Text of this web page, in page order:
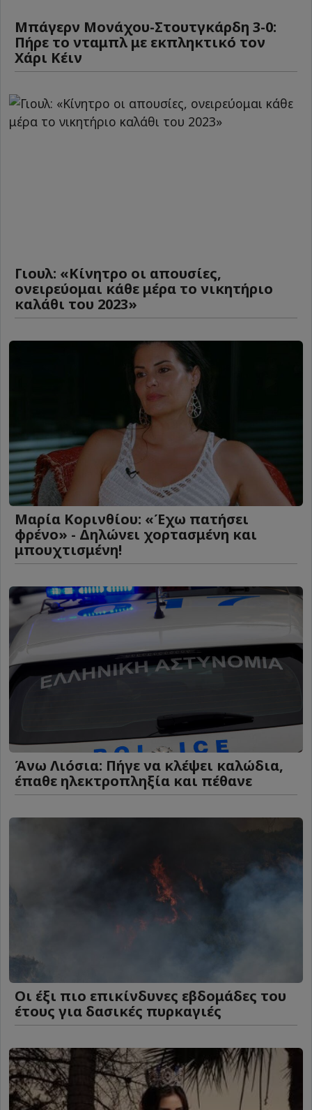
Μπάγερν Μονάχου-Στουτγκάρδη 3-0:
Πήρε το νταμπλ με εκπληκτικό τον
Χάρι Κέιν
Γιουλ: «Κίνητρο οι απουσίες,
ονειρεύομαι κάθε μέρα το νικητήριο
καλάθι του 2023»
Μαρία Κορινθίου: «Έχω πατήσει
φρένο» - Δηλώνει χορτασμένη και
μπουχτισμένη!
Άνω Λιόσια: Πήγε να κλέψει καλώδια,
έπαθε ηλεκτροπληξία και πέθανε
Οι έξι πιο επικίνδυνες εβδομάδες του
έτους για δασικές πυρκαγιές